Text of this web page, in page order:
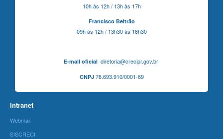
10h às 12h / 13h às 17h
Francisco Beltrão
09h às 12h / 13h30 às 16h30
E-mail oficialdiretoria@crecipr.gov.br
CNPJ76.693.910/0001-69
Intranet
Webmail
SISCRECI